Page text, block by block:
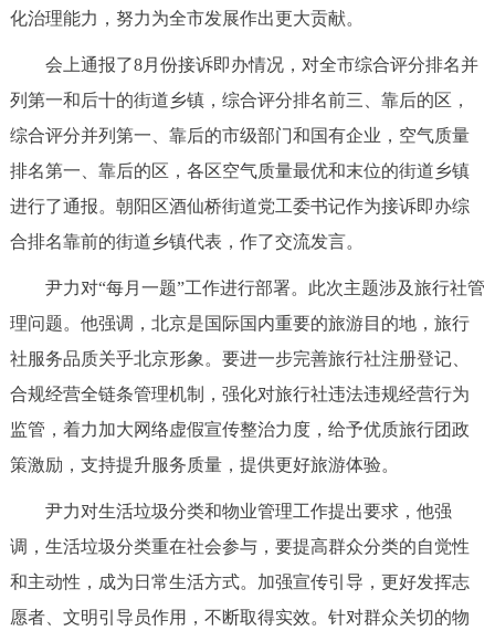
ITALIANO
回到顶部
化治理能力，努力为全市发展作出更大贡献。
会上通报了8月份接诉即办情况，对全市综合评分排名并
列第一和后十的街道乡镇，综合评分排名前三、靠后的区，
综合评分并列第一、靠后的市级部门和国有企业，空气质量
排名第一、靠后的区，各区空气质量最优和末位的街道乡镇
进行了通报。朝阳区酒仙桥街道党工委书记作为接诉即办综
合排名靠前的街道乡镇代表，作了交流发言。
尹力对“每月一题”工作进行部署。此次主题涉及旅行社管
理问题。他强调，北京是国际国内重要的旅游目的地，旅行
社服务品质关乎北京形象。要进一步完善旅行社注册登记、
合规经营全链条管理机制，强化对旅行社违法违规经营行为
监管，着力加大网络虚假宣传整治力度，给予优质旅行团政
策激励，支持提升服务质量，提供更好旅游体验。
尹力对生活垃圾分类和物业管理工作提出要求，他强
调，生活垃圾分类重在社会参与，要提高群众分类的自觉性
和主动性，成为日常生活方式。加强宣传引导，更好发挥志
愿者、文明引导员作用，不断取得实效。针对群众关切的物